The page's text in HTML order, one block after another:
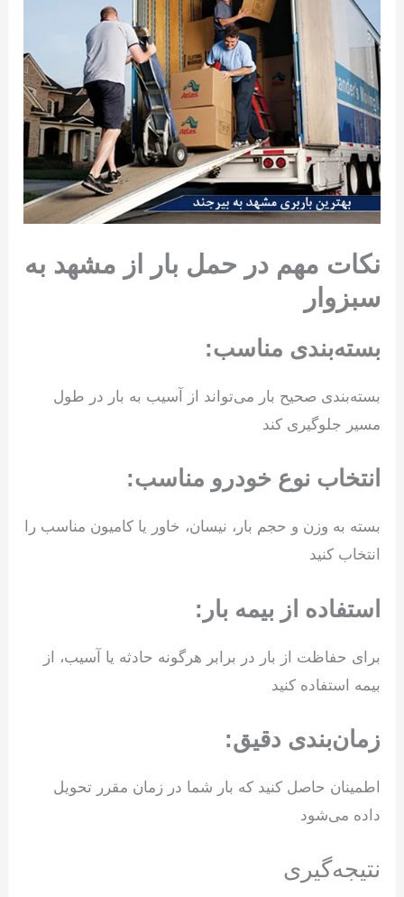
نکات مهم در حمل بار از مشهد به
سبزوار
بسته‌بندی مناسب:
بسته‌بندی صحیح بار می‌تواند از آسیب به بار در طول
مسیر جلوگیری کند
انتخاب نوع خودرو مناسب:
بسته به وزن و حجم بار، نیسان، خاور یا کامیون مناسب را
انتخاب کنید
استفاده از بیمه بار:
برای حفاظت از بار در برابر هرگونه حادثه یا آسیب، از
بیمه استفاده کنید
زمان‌بندی دقیق:
اطمینان حاصل کنید که بار شما در زمان مقرر تحویل
داده می‌شود
نتیجه‌گیری